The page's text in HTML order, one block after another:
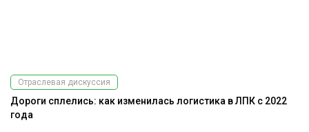
Отраслевая дискуссия
Дороги сплелись: как изменилась логистика в ЛПК с 2022
года